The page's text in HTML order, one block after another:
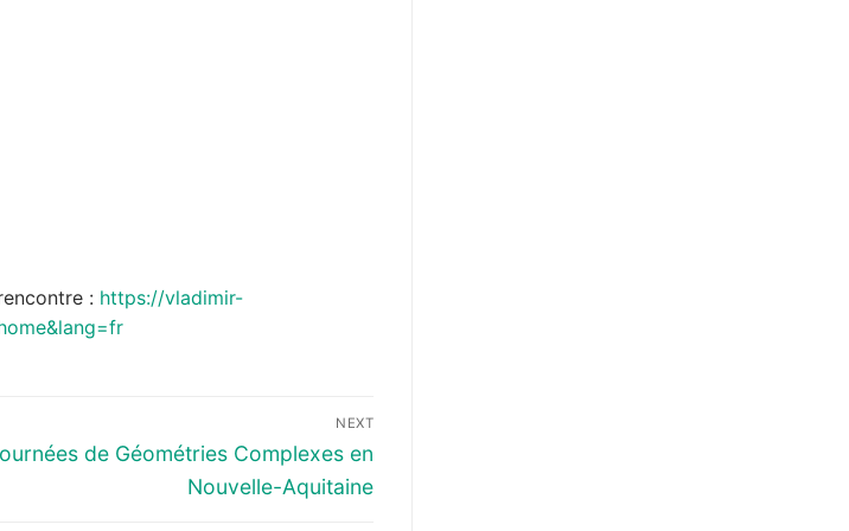
: https://vladimir-
NEXT
de Géométries Complexes en
Nouvelle-Aquitaine